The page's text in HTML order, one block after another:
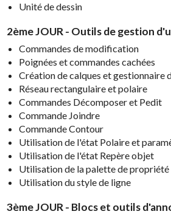
Unité de dessin
2ème JOUR - Outils de gestion
Commandes de modification
Poignées et commandes cachées
Création de calques et gestionnaire
Réseau rectangulaire et polaire
Commandes Décomposer et Pedit
Commande Joindre
Commande Contour
Utilisation de l'état Polaire et
Utilisation de l'état Repère objet
Utilisation de la palette de propriété
Utilisation du style de ligne
3ème JOUR - Blocs et outils